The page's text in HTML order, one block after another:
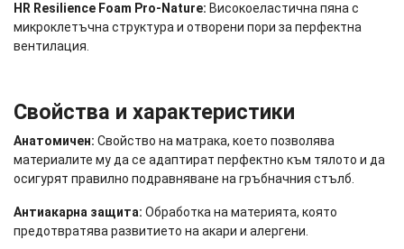
HR Resilience Foam Pro-Nature: Високоеластична пяна с
микроклетъчна структура и отворени пори за перфектна
вентилация.
Свойства и характеристики
Анатомичен: Свойство на матрака, което позволява
материалите му да се адаптират перфектно към тялото и да
осигурят правилно подравняване на гръбначния стълб.
Антиакарна защита: Обработка на материята, която
предотвратява развитието на акари и алергени.